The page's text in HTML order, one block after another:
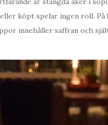
köpt spelar ingen roll.
innehåller saffran och